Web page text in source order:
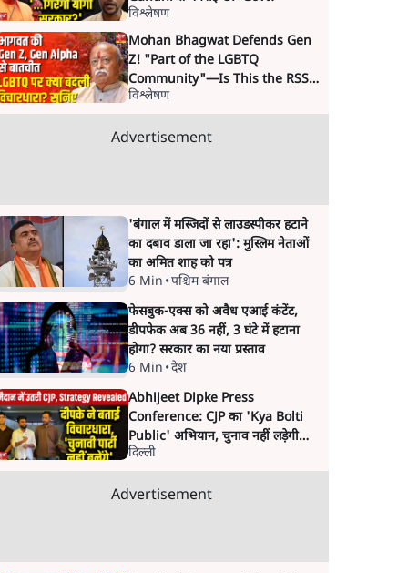
विश्लेषण
Mohan Bhagwat Defends Gen
Z! "Part of the LGBTQ
Community"—Is This the RSS's
New Move?
विश्लेषण
Advertisement
'बंगाल में मस्जिदों से लाउडस्पीकर हटाने
का दबाव डाला जा रहा': मुस्लिम नेताओं
का अमित शाह को पत्र
6 Min •पश्चिम बंगाल
फेसबुक-एक्स को अवैध एआई कंटेंट,
डीपफेक अब 36 नहीं, 3 घंटे में हटाना
होगा? सरकार का नया प्रस्ताव
6 Min •देश
Abhijeet Dipke Press
Conference: CJP का 'Kya Bolti
Public' अभियान, चुनाव नहीं लड़ेगी
CJP!
दिल्ली
Advertisement